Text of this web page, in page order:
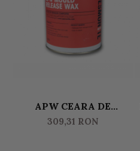
APW CEARA DE
ELIBERARE MATRITE
JESMONITE
309,31 RON